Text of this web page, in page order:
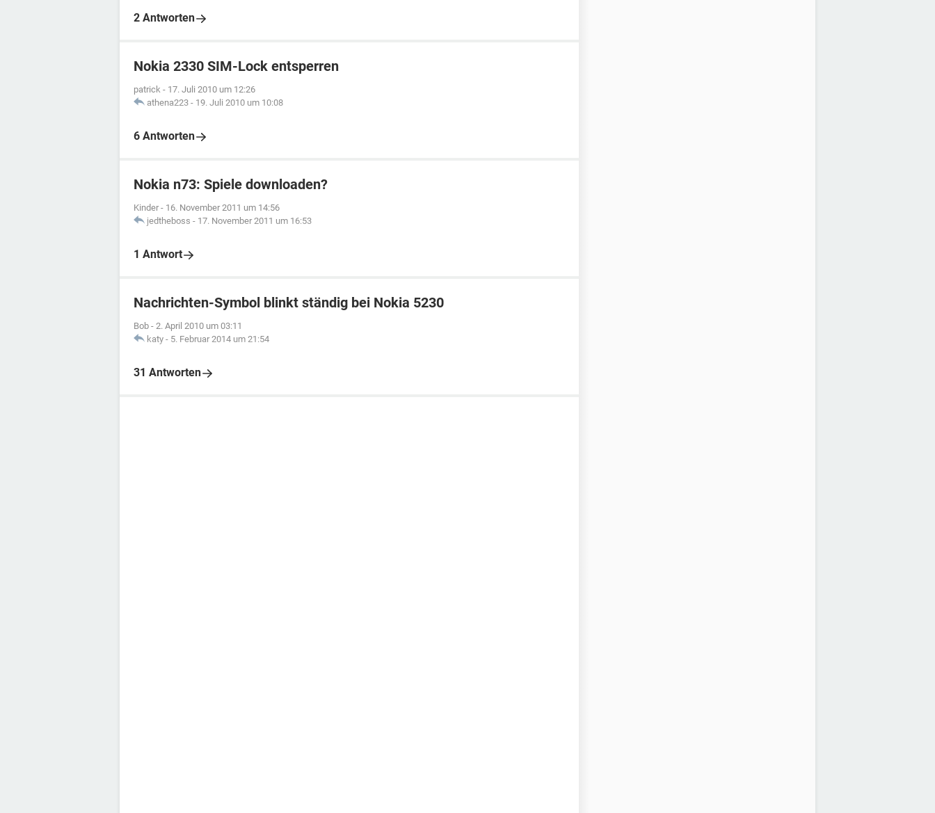
2 Antworten
Nokia 2330 SIM-Lock entsperren
patrick - 17. Juli 2010 um 12:26
athena223 - 19. Juli 2010 um 10:08
6 Antworten
Nokia n73: Spiele downloaden?
Kinder - 16. November 2011 um 14:56
jedtheboss - 17. November 2011 um 16:53
1 Antwort
Nachrichten-Symbol blinkt ständig bei Nokia 5230
Bob - 2. April 2010 um 03:11
katy - 5. Februar 2014 um 21:54
31 Antworten